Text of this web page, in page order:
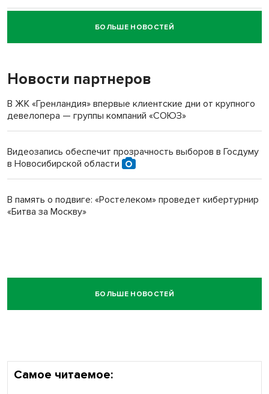
Новосибирский суд наказал водителя за смерть
пенсионерки на вокзале
БОЛЬШЕ НОВОСТЕЙ
Новости партнеров
В ЖК «Гренландия» впервые клиентские дни от крупного
девелопера — группы компаний «СОЮЗ»
Видеозапись обеспечит прозрачность выборов в Госдуму
в Новосибирской области
В память о подвиге: «Ростелеком» проведет кибертурнир
«Битва за Москву»
БОЛЬШЕ НОВОСТЕЙ
Самое читаемое: